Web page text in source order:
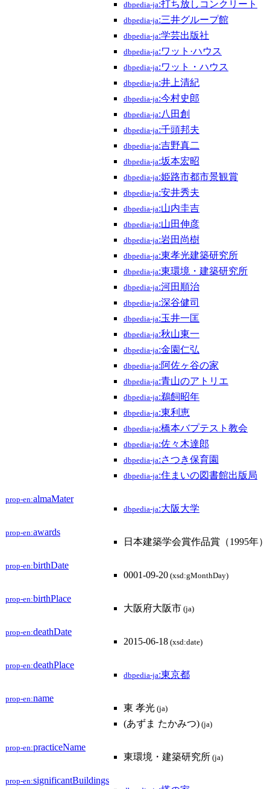
dbpedia-ja:打ち放しコンクリート
dbpedia-ja:三井グループ館
dbpedia-ja:学芸出版社
dbpedia-ja:ワット·ハウス
dbpedia-ja:ワット・ハウス
dbpedia-ja:井上清紀
dbpedia-ja:今村史郎
dbpedia-ja:八田創
dbpedia-ja:千頭邦夫
dbpedia-ja:吉野真二
dbpedia-ja:坂本宏昭
dbpedia-ja:姫路市都市景観賞
dbpedia-ja:安井秀夫
dbpedia-ja:山内圭吉
dbpedia-ja:山田伸彦
dbpedia-ja:岩田尚樹
dbpedia-ja:東孝光建築研究所
dbpedia-ja:東環境・建築研究所
dbpedia-ja:河田順治
dbpedia-ja:深谷健司
dbpedia-ja:玉井一匡
dbpedia-ja:秋山東一
dbpedia-ja:金園仁弘
dbpedia-ja:阿佐ヶ谷の家
dbpedia-ja:青山のアトリエ
dbpedia-ja:鵜飼昭年
dbpedia-ja:東利恵
dbpedia-ja:橋本バプテスト教会
dbpedia-ja:佐々木達郎
dbpedia-ja:さつき保育園
dbpedia-ja:住まいの図書館出版局
prop-en:almaMater
dbpedia-ja:大阪大学
prop-en:awards
日本建築学会賞作品賞（1995年）
prop-en:birthDate
0001-09-20 (xsd:gMonthDay)
prop-en:birthPlace
大阪府大阪市 (ja)
prop-en:deathDate
2015-06-18 (xsd:date)
prop-en:deathPlace
dbpedia-ja:東京都
prop-en:name
東 孝光 (ja)
(あずま たかみつ) (ja)
prop-en:practiceName
東環境・建築研究所 (ja)
prop-en:significantBuildings